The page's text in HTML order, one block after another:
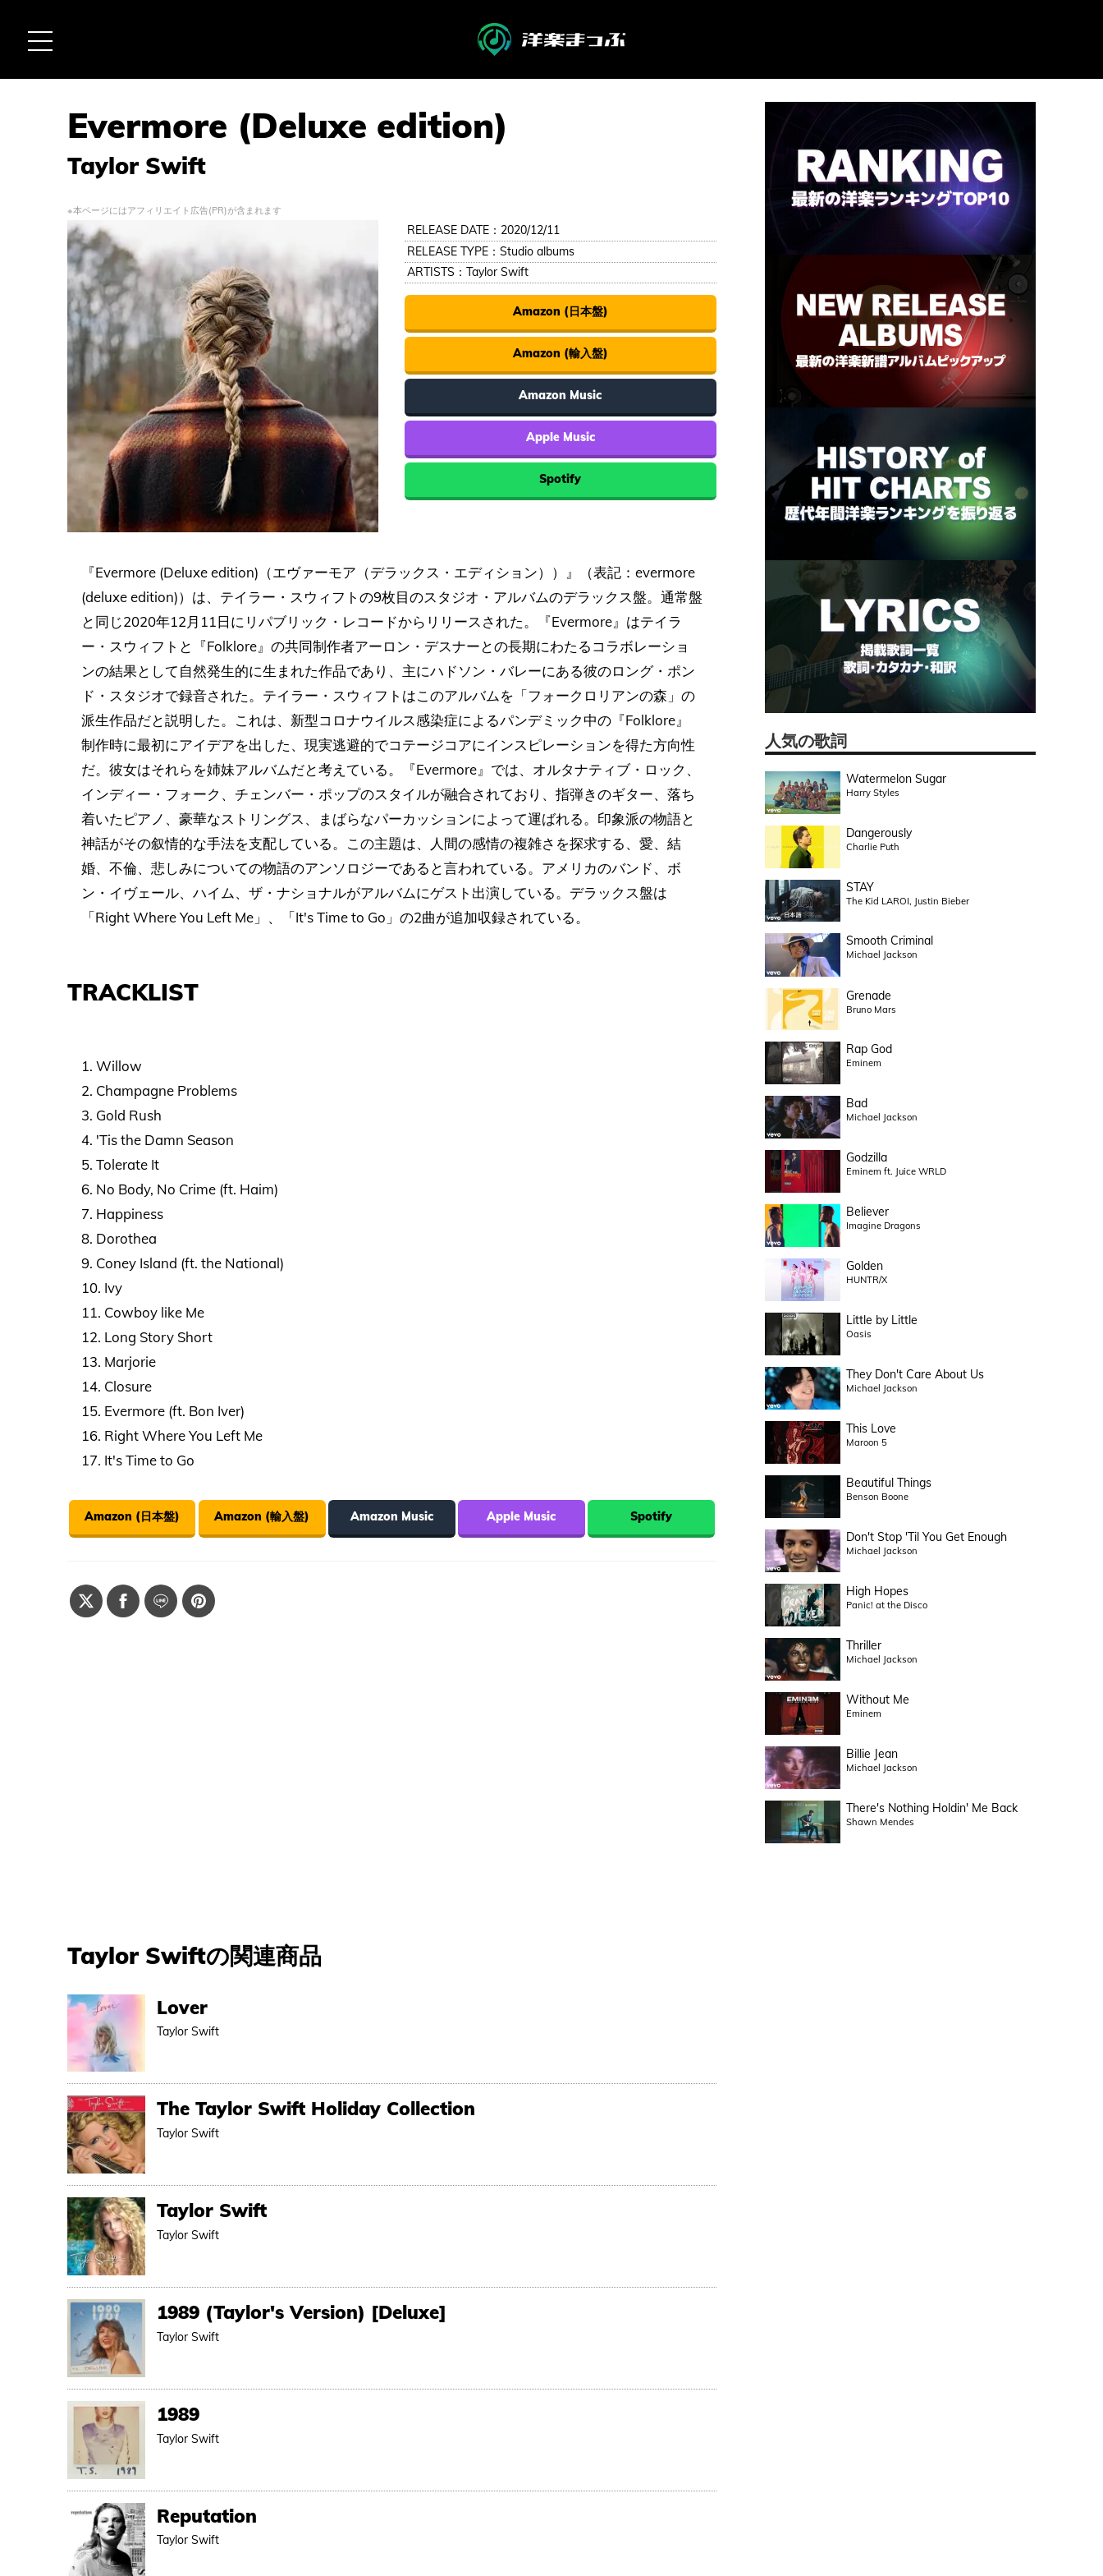
Evermore (Deluxe edition)
Taylor Swift
※本ページにはアフィリエイト広告(PR)が含まれます
RELEASE DATE：2020/12/11
RELEASE TYPE：Studio albums
ARTISTS： Taylor Swift
Amazon (日本盤)
Amazon (輸入盤)
Amazon Music
Apple Music
Spotify
『Evermore (Deluxe edition)（エヴァーモア（デラックス・エディション））』（表記：evermore
(deluxe edition)）は、テイラー・スウィフトの9枚目のスタジオ・アルバムのデラックス盤。通常盤
と同じ2020年12月11日にリパブリック・レコードからリリースされた。『Evermore』はテイラ
ー・スウィフトと『Folklore』の共同制作者アーロン・デスナーとの長期にわたるコラボレーショ
ンの結果として自然発生的に生まれた作品であり、主にハドソン・バレーにある彼のロング・ポン
ド・スタジオで録音された。テイラー・スウィフトはこのアルバムを「フォークロリアンの森」の
派生作品だと説明した。これは、新型コロナウイルス感染症によるパンデミック中の『Folklore』
制作時に最初にアイデアを出した、現実逃避的でコテージコアにインスピレーションを得た方向性
だ。彼女はそれらを姉妹アルバムだと考えている。『Evermore』では、オルタナティブ・ロック、
インディー・フォーク、チェンバー・ポップのスタイルが融合されており、指弾きのギター、落ち
着いたピアノ、豪華なストリングス、まばらなパーカッションによって運ばれる。印象派の物語と
神話がその叙情的な手法を支配している。この主題は、人間の感情の複雑さを探求する、愛、結
婚、不倫、悲しみについての物語のアンソロジーであると言われている。アメリカのバンド、ボ
ン・イヴェール、ハイム、ザ・ナショナルがアルバムにゲスト出演している。デラックス盤は
「Right Where You Left Me」、「It's Time to Go」の2曲が追加収録されている。
TRACKLIST
1. Willow
2. Champagne Problems
3. Gold Rush
4. 'Tis the Damn Season
5. Tolerate It
6. No Body, No Crime (ft. Haim)
7. Happiness
8. Dorothea
9. Coney Island (ft. the National)
10. Ivy
11. Cowboy like Me
12. Long Story Short
13. Marjorie
14. Closure
15. Evermore (ft. Bon Iver)
16. Right Where You Left Me
17. It's Time to Go
Amazon (日本盤) Amazon (輸入盤) Amazon Music Apple Music Spotify
Taylor Swiftの関連商品
Lover
Taylor Swift
The Taylor Swift Holiday Collection
Taylor Swift
Taylor Swift
Taylor Swift
1989 (Taylor's Version) [Deluxe]
Taylor Swift
1989
Taylor Swift
Reputation
Taylor Swift
人気の歌詞
Watermelon Sugar
Harry Styles
Dangerously
Charlie Puth
STAY
The Kid LAROI, Justin Bieber
Smooth Criminal
Michael Jackson
Grenade
Bruno Mars
Rap God
Eminem
Bad
Michael Jackson
Godzilla
Eminem ft. Juice WRLD
Believer
Imagine Dragons
Golden
HUNTR/X
Little by Little
Oasis
They Don't Care About Us
Michael Jackson
This Love
Maroon 5
Beautiful Things
Benson Boone
Don't Stop 'Til You Get Enough
Michael Jackson
High Hopes
Panic! at the Disco
Thriller
Michael Jackson
Without Me
Eminem
Billie Jean
Michael Jackson
There's Nothing Holdin' Me Back
Shawn Mendes